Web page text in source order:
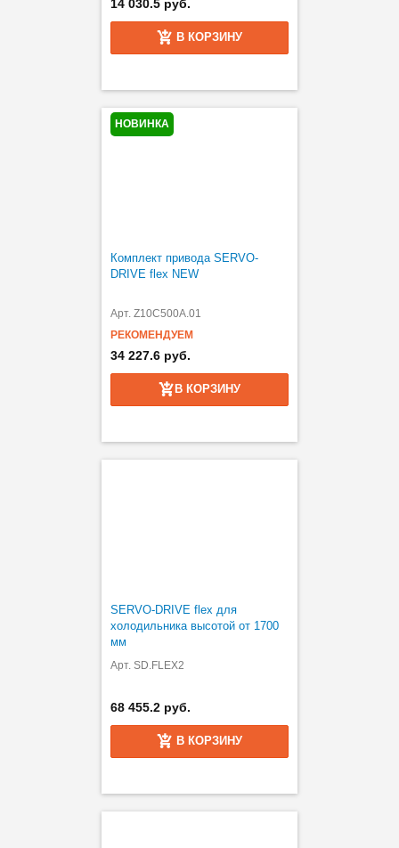
14 030.5 руб.
В КОРЗИНУ
НОВИНКА
Комплект привода SERVO-
DRIVE flex NEW
Арт. Z10C500A.01
РЕКОМЕНДУЕМ
34 227.6 руб.
В КОРЗИНУ
SERVO-DRIVE flex для
холодильника высотой от 1700
мм
Арт. SD.FLEX2
68 455.2 руб.
В КОРЗИНУ